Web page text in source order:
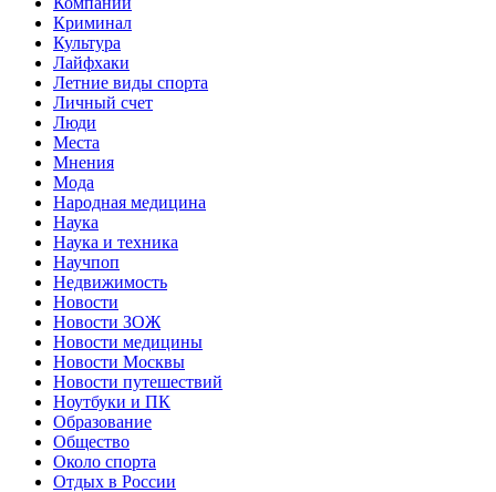
Криминал
Культура
Лайфхаки
Летние виды спорта
Личный счет
Люди
Места
Мнения
Мода
Народная медицина
Наука
Наука и техника
Научпоп
Недвижимость
Новости
Новости ЗОЖ
Новости медицины
Новости Москвы
Новости путешествий
Ноутбуки и ПК
Образование
Общество
Около спорта
Отдых в России